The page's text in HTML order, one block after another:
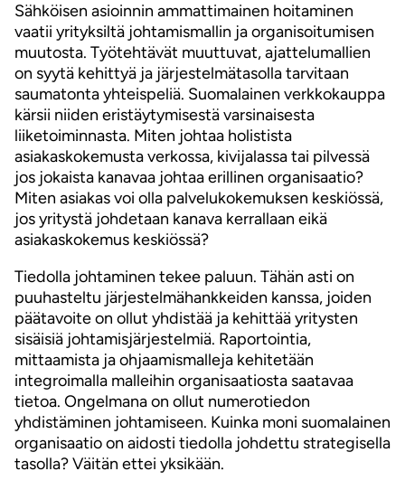
Sähköisen asioinnin ammattimainen hoitaminen
vaatii yrityksiltä johtamismallin ja organisoitumisen
muutosta. Työtehtävät muuttuvat, ajattelumallien
on syytä kehittyä ja järjestelmätasolla tarvitaan
saumatonta yhteispeliä. Suomalainen verkkokauppa
kärsii niiden eristäytymisestä varsinaisesta
liiketoiminnasta. Miten johtaa holistista
asiakaskokemusta verkossa, kivijalassa tai pilvessä
jos jokaista kanavaa johtaa erillinen organisaatio?
Miten asiakas voi olla palvelukokemuksen keskiössä,
jos yritystä johdetaan kanava kerrallaan eikä
asiakaskokemus keskiössä?
Tiedolla johtaminen tekee paluun. Tähän asti on
puuhasteltu järjestelmähankkeiden kanssa, joiden
päätavoite on ollut yhdistää ja kehittää yritysten
sisäisiä johtamisjärjestelmiä. Raportointia,
mittaamista ja ohjaamismalleja kehitetään
integroimalla malleihin organisaatiosta saatavaa
tietoa. Ongelmana on ollut numerotiedon
yhdistäminen johtamiseen. Kuinka moni suomalainen
organisaatio on aidosti tiedolla johdettu strategisella
tasolla? Väitän ettei yksikään.